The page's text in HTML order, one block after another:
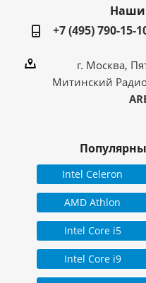
Наши
+7 (495) 790-15-
г. Москва,
Митинский
Intel Celeron
AMD Athlon
Intel Core i5
Intel Core i9